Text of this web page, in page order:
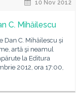
10 Nov 2012
C. Mihăilescu
Dan C. Mihăilescu și
artă şi neamul
la Editura
2012, ora 17:00,